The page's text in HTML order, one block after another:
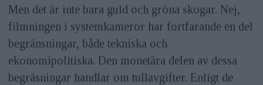
Men det är inte bara guld och gröna skogar. Nej,
filmningen i systemkameror har fortfarande en del
begränsningar, både tekniska och
ekonomipolitiska. Den monetära delen av dessa
begräsningar handlar om tullavgifter. Enligt de